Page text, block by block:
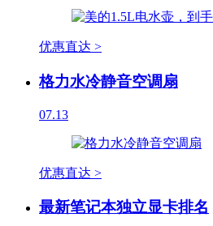
优惠直达 >
格力水冷静音空调扇
07.13
优惠直达 >
最新笔记本独立显卡排名